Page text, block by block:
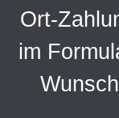
Ort-
im